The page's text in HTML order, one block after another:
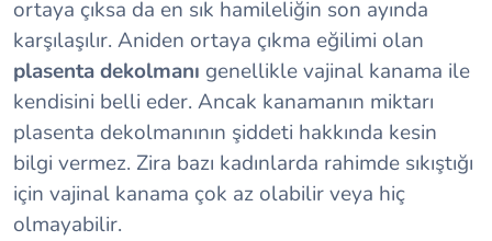
ortaya çıksa da en sık hamileliğin son ayında
karşılaşılır. Aniden ortaya çıkma eğilimi olan
plasenta dekolmanı genellikle vajinal kanama ile
kendisini belli eder. Ancak kanamanın miktarı
plasenta dekolmanının şiddeti hakkında kesin
bilgi vermez. Zira bazı kadınlarda rahimde sıkıştığı
için vajinal kanama çok az olabilir veya hiç
olmayabilir.